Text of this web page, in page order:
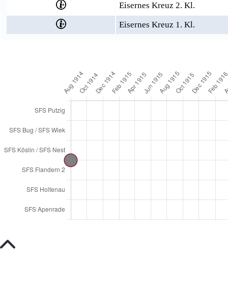
Eisernes Kreuz 2. Kl.
Eisernes Kreuz 1. Kl.